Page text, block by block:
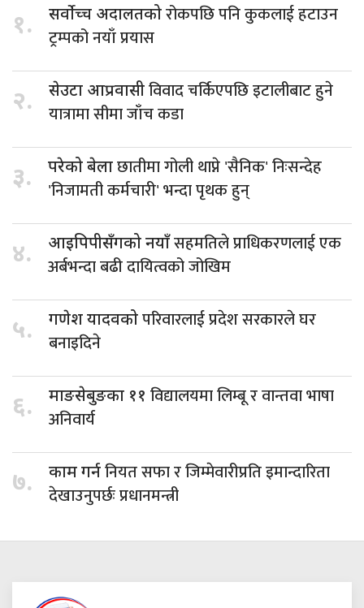
१. सर्वोच्च अदालतकोरोकपछि पनि कुकलाई हटाउन
ट्रम्पको नयाँ प्रयास
२. सेउटा आप्रवासीविवाद चर्किएपछि इटालीबाट हुने
यात्रामा सीमा जाँच कडा
३. परेको बेलाछातीमा गोली थाप्ने 'सैनिक' निःसन्देह
'निजामती कर्मचारी' भन्दा पृथक हुन्
४. आइपिपीसँगको नयाँसहमतिले प्राधिकरणलाई एक
अर्बभन्दा बढी दायित्वको जोखिम
५. गणेश यादवकोपरिवारलाई प्रदेश सरकारले घर
बनाइदिने
६. माङसेबुङका ११ विद्यालयमा लिम्बू र वान्तवा भाषा
अनिवार्य
७. काम गर्ननियत सफा र जिम्मेवारीप्रति इमान्दारिता
देखाउनुपर्छः प्रधानमन्त्री